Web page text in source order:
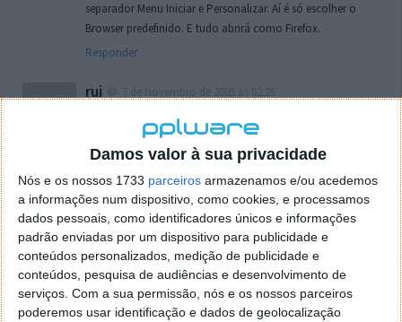
Damos valor à sua privacidade
Nós e os nossos 1733 parceiros armazenamos e/ou acedemos
a informações num dispositivo, como cookies, e processamos
dados pessoais, como identificadores únicos e informações
padrão enviadas por um dispositivo para publicidade e
conteúdos personalizados, medição de publicidade e
conteúdos, pesquisa de audiências e desenvolvimento de
serviços. Com a sua permissão, nós e os nossos parceiros
poderemos usar identificação e dados de geolocalização
separador Menu Iniciar e Personalizar. Aí é só escolher o
Browser predefinido. E tudo abrirá como Firefox.
Responder
rui
localizaçao referida n se encontra la nada k me permita por
o firefox como browser predefenido
Ja percorri o painel
tentei apagar o explorer na tentativa de forçar o uso do
firefox mas em vao. Kaso te lembres de outra dica fico
agradecido, caso contrario obrigado a mesma
Responder
Vítor M.
7 de Novembro de 2005 às 01:39
@Reporter